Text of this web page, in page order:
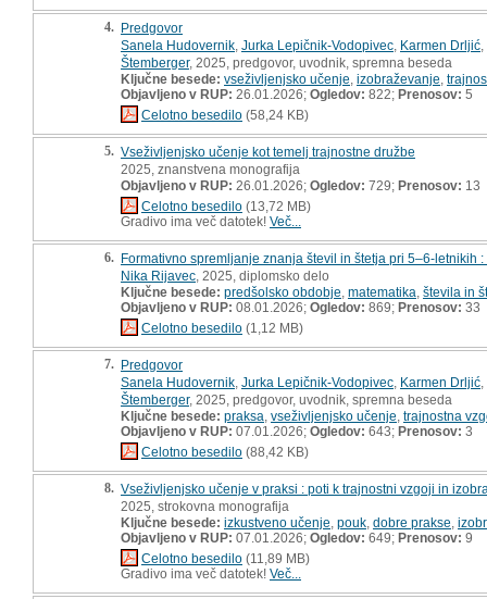
4. Predgovor
Sanela Hudovernik Jurka Lepičnik-Vodopivec Karmen Drljić
Štemberger, 2025, predgovor, uvodnik, spremna beseda
Ključne besede: vseživljenjsko učenje izobraževanje
Objavljeno v RUP: 26.01.2026; Ogledov: 822; Prenosov: 5
Celotno besedilo (58,24 KB)
5. Vseživljenjsko učenje kot temelj trajnostne družbe
2025, znanstvena monografija
Objavljeno v RUP: 26.01.2026; Ogledov: 729; Prenosov: 13
Celotno besedilo (13,72 MB)
Gradivo ima več datotek! Več...
6. Formativno spremljanje znanja števil in štetja pri 5–6-letnikih
Nika Rijavec , 2025, diplomsko delo
Ključne besede: predšolsko obdobje matematika števila in
Objavljeno v RUP: 08.01.2026; Ogledov: 869; Prenosov: 33
Celotno besedilo (1,12 MB)
7. Predgovor
Sanela Hudovernik Jurka Lepičnik-Vodopivec Karmen Drljić
Štemberger, 2025, predgovor, uvodnik, spremna beseda
Ključne besede: praksa vseživljenjsko učenje trajnostna
Objavljeno v RUP: 07.01.2026; Ogledov: 643; Prenosov: 3
Celotno besedilo (88,42 KB)
8. Vseživljenjsko učenje v praksi : poti k trajnostni vzgoji in
2025, strokovna monografija
Ključne besede: izkustveno učenje pouk dobre prakse
Objavljeno v RUP: 07.01.2026; Ogledov: 649; Prenosov: 9
Celotno besedilo (11,89 MB)
Gradivo ima več datotek! Več...